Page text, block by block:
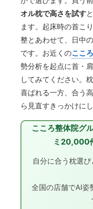
オル枕で高さを試す
ます。起床時の首こ
整とあわせて、日中
です。お近くのここ
勢分析を起点に首・
してみてください。
喜ばれる一方、合う
ら見直すきっかけに
こころ整体院グ
ミ20,000
自分に合う枕選
全国の店舗でAI姿